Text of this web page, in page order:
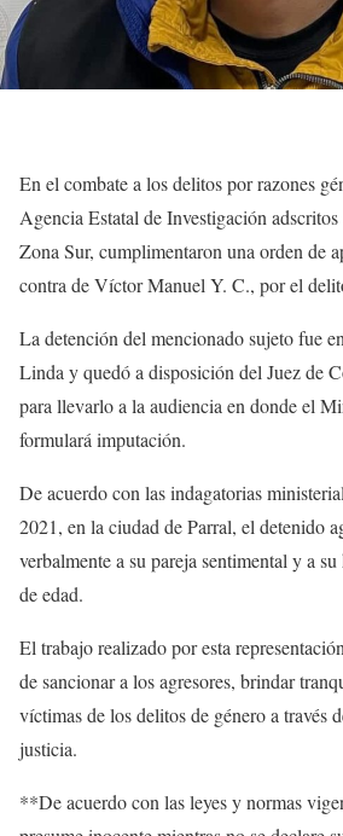
En el combate a los delitos por razones
Agencia Estatal de Investigación
Zona Sur, cumplimentaron una orden de
contra de Víctor Manuel Y. C., por el
La detención del mencionado sujeto fue
Linda y quedó a disposición del Juez de
para llevarlo a la audiencia en donde el
formulará imputación.
De acuerdo con las indagatorias
2021, en la ciudad de Parral, el detenido
verbalmente a su pareja sentimental y a
de edad.
El trabajo realizado por esta
de sancionar a los agresores, brindar
víctimas de los delitos de género a través
justicia.
**De acuerdo con las leyes y normas